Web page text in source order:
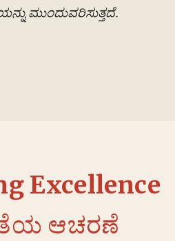
ಮುಂದುವರಿಸುತ್ತದೆ.
Excellence
ಆಚರಣೆ